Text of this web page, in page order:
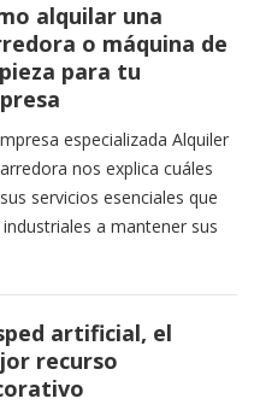
alquilar una
o máquina de
para tu
especializada Alquiler
nos explica cuáles
servicios esenciales que
a mantener sus
artificial, el
recurso